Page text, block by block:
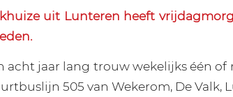
uit Lunteren heeft
acht jaar lang trouw wekelijks één of
505 van Wekerom, De Valk,